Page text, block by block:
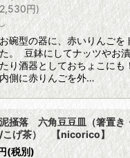
2,530円)
碗型の器に、赤いりんごを
。 豆鉢にしてナッツやお
り酒器としておちょこにも
側に赤りんごを外…
掻落 六角豆豆皿（箸置き
/こげ茶） 【nicorico】
(税別)